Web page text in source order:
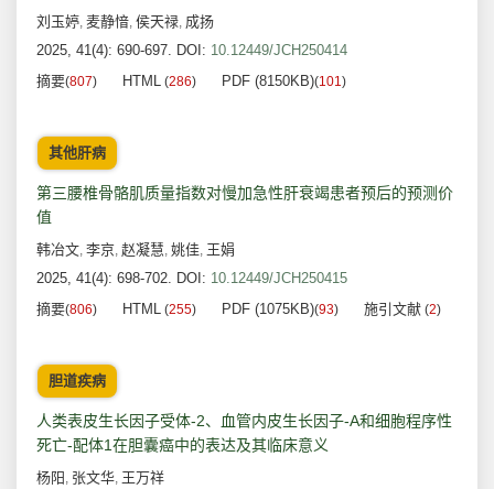
刘玉婷, 麦静愔, 侯天禄, 成扬
2025, 41(4): 690-697. DOI: 10.12449/JCH250414
摘要(807) HTML (286) PDF (8150KB)(101)
其他肝病
第三腰椎骨骼肌质量指数对慢加急性肝衰竭患者预后的预测价
值
韩冶文, 李京, 赵凝慧, 姚佳, 王娟
2025, 41(4): 698-702. DOI: 10.12449/JCH250415
摘要(806) HTML (255) PDF (1075KB)(93) 施引文献 (2)
胆道疾病
人类表皮生长因子受体-2、血管内皮生长因子-A和细胞程序性
死亡-配体1在胆囊癌中的表达及其临床意义
杨阳 , 张文华, 王万祥